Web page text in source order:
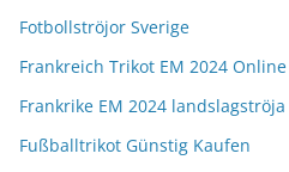
Fotbollströjor Sverige
Frankreich Trikot EM 2024 Online
Frankrike EM 2024 landslagströja
Fußballtrikot Günstig Kaufen